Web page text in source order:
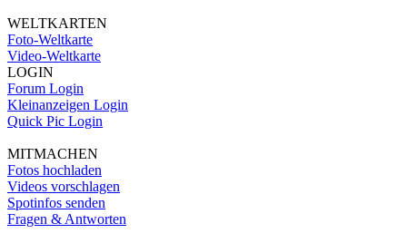
WELTKARTEN
Foto-Weltkarte
Video-Weltkarte
LOGIN
Forum Login
Kleinanzeigen Login
Quick Pic Login
MITMACHEN
Fotos hochladen
Videos vorschlagen
Spotinfos senden
Fragen & Antworten